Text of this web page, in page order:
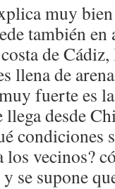
muy
también en
de
llena de
fuerte es
desde
condiciones
los vecinos?
se supone